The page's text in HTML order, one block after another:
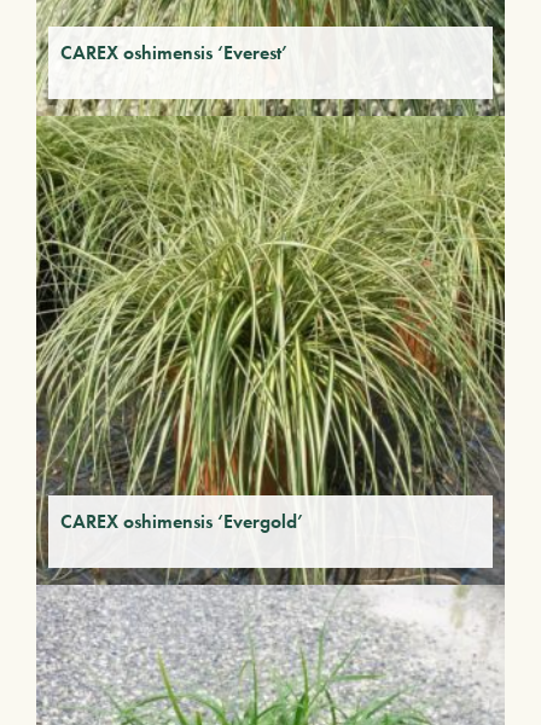
CAREX oshimensis ‘Everest’
CAREX oshimensis ‘Evergold’